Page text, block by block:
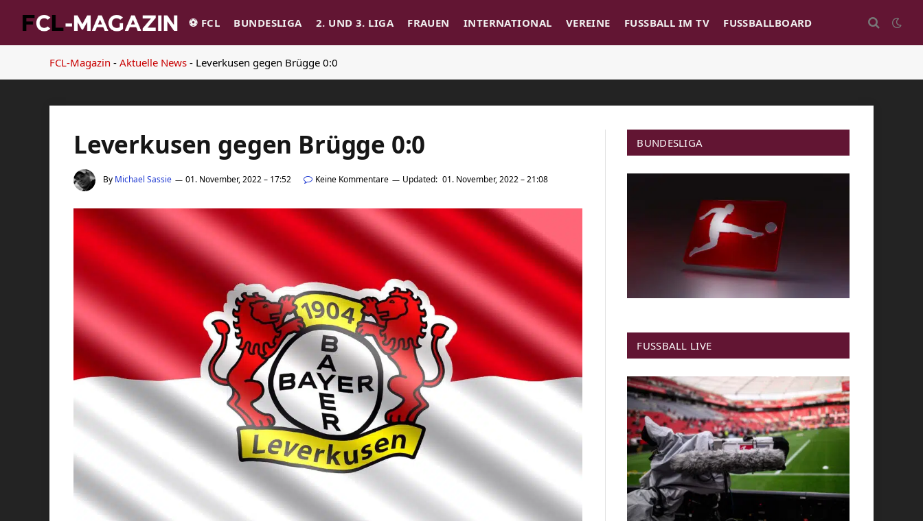
⚽️ FCL BUNDESLIGA 2. UND 3. LIGA FRAUEN INTERNATIONAL VEREINE FUSSBALL IM TV FUSSBALLBOARD
FCL-Magazin - Aktuelle News - Leverkusen gegen Brügge 0:0
Leverkusen gegen Brügge 0:0
By Michael Sassie 01. November, 2022 – 17:52 Keine Kommentare Updated: 01. November, 2022 – 21:08
BUNDESLIGA
FUSSBALL LIVE